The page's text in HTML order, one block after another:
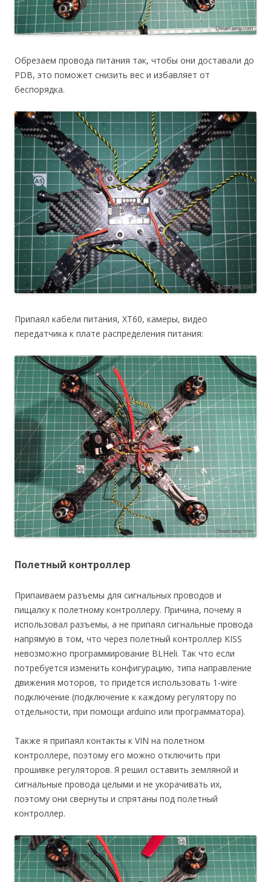
Обрезаем провода питания так, чтобы они доставали до
PDB, это поможет снизить вес и избавляет от
беспорядка.
Припаял кабели питания, XT60, камеры, видео
передатчика к плате распределения питания:
Полетный контроллер
Припаиваем разъемы для сигнальных проводов и
пищалку к полетному контроллеру. Причина, почему я
использовал разъемы, а не припаял сигнальные провода
напрямую в том, что через полетный контроллер KISS
невозможно программирование BLHeli. Так что если
потребуется изменить конфигурацию, типа направление
движения моторов, то придется использовать 1-wire
подключение (подключение к каждому регулятору по
отдельности, при помощи arduino или программатора).
Также я припаял контакты к VIN на полетном
контроллере, поэтому его можно отключить при
прошивке регуляторов. Я решил оставить земляной и
сигнальные провода целыми и не укорачивать их,
поэтому они свернуты и спрятаны под полетный
контроллер.